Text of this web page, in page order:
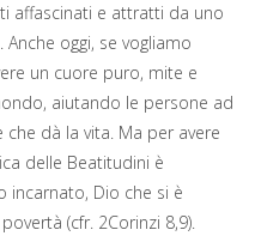
affascinati e attratti da uno
oggi, se vogliamo
un cuore puro, mite e
aiutando le persone ad
dà la vita. Ma per avere
delle Beatitudini è
incarnato, Dio che si è
(cfr. 2Corinzi 8,9).